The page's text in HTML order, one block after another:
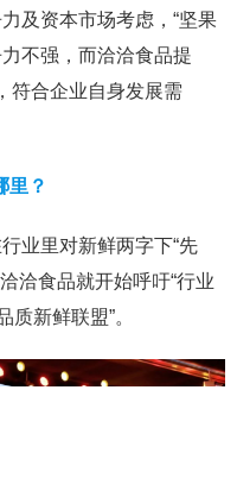
及资本市场考虑，“坚果
不强，而洽洽食品提
符合企业自身发展需
里？
业里对新鲜两字下“先
洽食品就开始呼吁“行业
质新鲜联盟”。